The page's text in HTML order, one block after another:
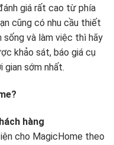
giá rất cao từ phía
cũng có nhu cầu thiết
sống và làm việc thì hãy
khảo sát, báo giá cụ
gian sớm nhất.
hàng
cho MagicHome theo